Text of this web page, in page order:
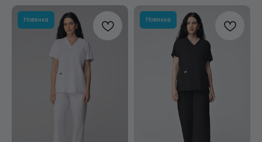
Новинка Новинка